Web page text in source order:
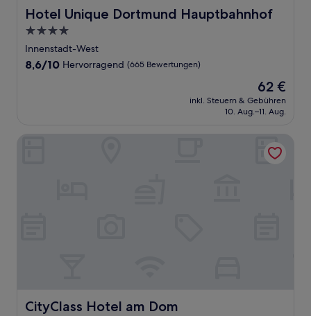
Hotel Unique Dortmund Hauptbahnhof
Hotel Unique Dortmund Hauptbahnhof
4.0-
Sterne-
Unterkunft
Innenstadt-West
8.6
8,6/10 Hervorragend (665 Bewertungen)
Der
Preis
beträgt
62 €
inkl. Steuern & Gebühren
10. Aug.–11. Aug.
CityClass Hotel am Dom
CityClass Hotel am Dom